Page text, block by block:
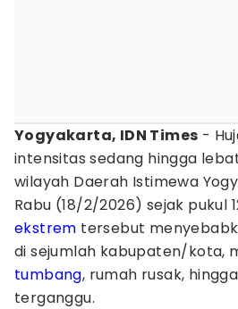
Yogyakarta, IDN Times -
intensitas sedang hingga
wilayah Daerah Istimewa
Rabu (18/2/2026) sejak pukul
ekstrem tersebut
di sejumlah kabupaten/kota,
tumbang, rumah rusak,
terganggu.